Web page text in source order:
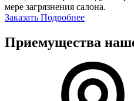
мере загрязнения салона.
Заказать Подробнее
Приемущества